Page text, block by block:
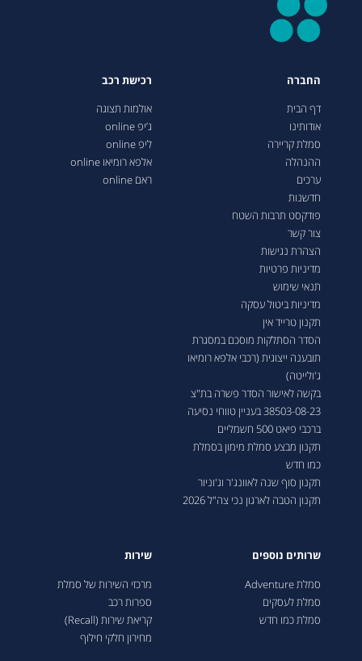
החברה
דף הבית
אודותינו
סמלת קריירה
ההנהלה
ערכים
חדשנות
פודקסט תרבות השטח
צור קשר
הצהרת נגישות
מדיניות פרטיות
תנאי שימוש
מדיניות ביטול עסקה
תקנון טרייד אין
הסדר הסתלקות מוסכם במסגרת
תובענה ייצוגית (רכבי אלפא רומיאו
ג'ולייטה)
בקשה לאישור הסדר פשרה בת"צ
38503-08-23 בעניין טווחי נסיעה
ברכבי פיאט 500 חשמליים
תקנון מבצע סמלת מימון בסמלת
כמו חדש
תקנון סוף שנה לאוונג'ר וג'וניור
תקנון הטבה לארגון נכי צה"ל 2026
רכישת רכב
אולמות תצוגה
ג’יפ online
ליפ online
אלפא רומיאו online
ראם online
שרותים נוספים
סמלת Adventure
סמלת לעסקים
סמלת כמו חדש
שירות
מרכזי השירות של סמלת
ספרות רכב
קריאת שירות (Recall)
מחירון חלקי חילוף